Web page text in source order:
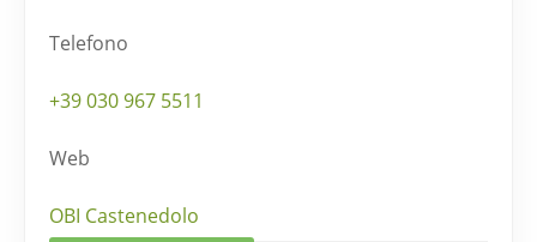
Telefono
+39 030 967 5511
Web
OBI Castenedolo